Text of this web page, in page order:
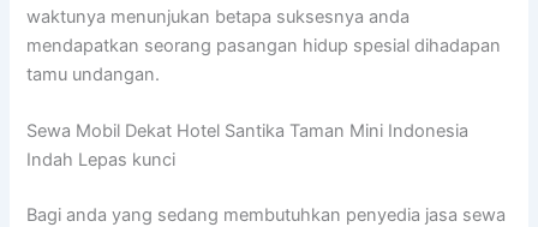
waktunya menunjukan betapa suksesnya anda
mendapatkan seorang pasangan hidup spesial dihadapan
tamu undangan.
Sewa Mobil Dekat Hotel Santika Taman Mini Indonesia
Indah Lepas kunci
Bagi anda yang sedang membutuhkan penyedia jasa sewa